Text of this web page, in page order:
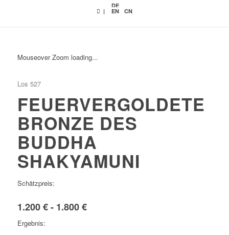
|
DE
EN CN
Mouseover Zoom loading...
Los 527
FEUERVERGOLDETE
BRONZE DES
BUDDHA
SHAKYAMUNI
Schätzpreis:
1.200 € - 1.800 €
Ergebnis: